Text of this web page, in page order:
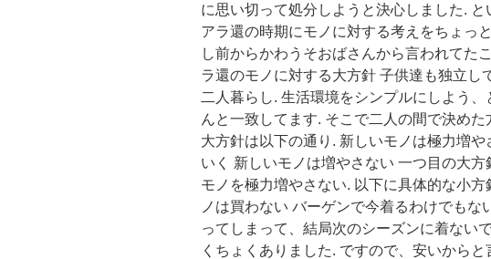
に思い切って処分しようと決心しました.
アラ還の時期にモノに対する考えをちょっ
し前からかわうそおばさんから言われてた
ラ還のモノに対する大方針 子供達も独立し
二人暮らし. 生活環境をシンプルにしよう
んと一致してます. そこで二人の間で決め
大方針は以下の通り. 新しいモノは極力増
いく 新しいモノは増やさない 一つ目の大
モノを極力増やさない. 以下に具体的な小
ノは買わない バーゲンで今着るわけでもな
ってしまって、結局次のシーズンに着ない
くちょくありました. ですので、安いから